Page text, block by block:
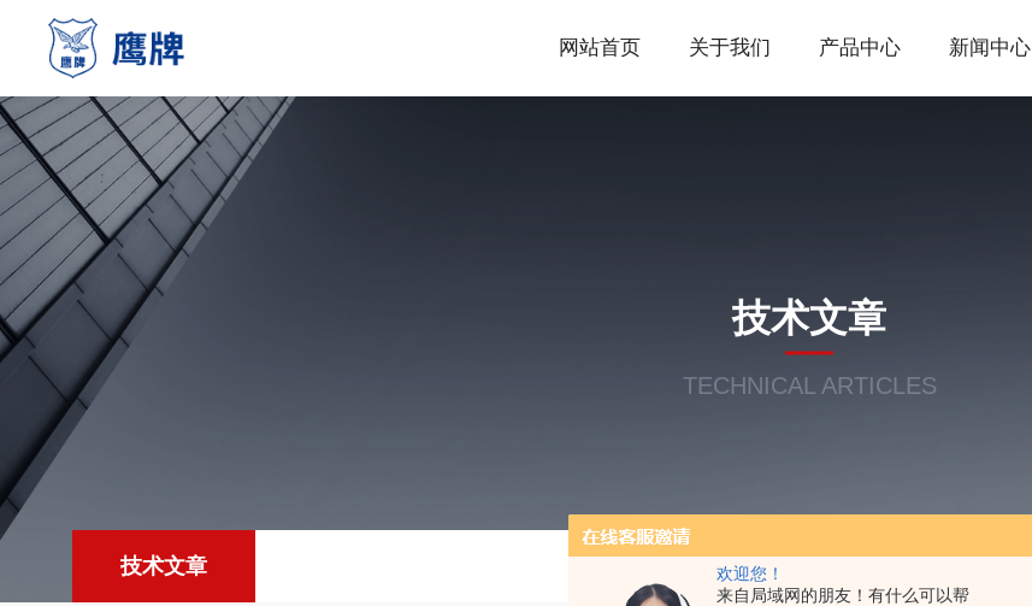
欢迎您！
来自局域网的朋友！有什么可以帮
网站首页 关于我们 产品中心 新闻中心
技术文章
TECHNICAL ARTICLES
技术文章